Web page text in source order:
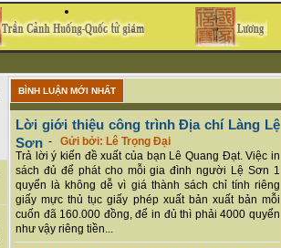
BÌNH LUẬN MỚI NHẤT
Lời giới thiệu công trình Địa chí Làng Lệ
Sơn - Gửi bởi: Lê Trọng Đại
Trả lời ý kiến đề xuất của bạn Lê Quang Đạt. Việc in
sách đủ để phát cho mỗi gia đình người Lệ Sơn 1
quyển là không dễ vì giá thành sách chỉ tính riêng
giấy mực thủ tục giấy phép xuất bản xuất bản mỗi
cuốn đã 160.000 đồng, để in đủ thì phải 4000 quyển
như vậy riêng tiền...